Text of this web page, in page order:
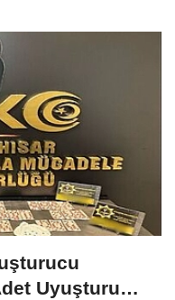
Uyuşturucu